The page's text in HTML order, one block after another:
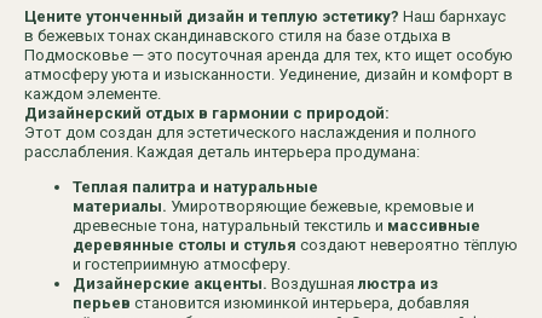
Цените утонченный дизайн и теплую эстетику? Наш барнхаус
в бежевых тонах скандинавского стиля на базе отдыха в
Подмосковье — это посуточная аренда для тех, кто ищет особую
атмосферу уюта и изысканности. Уединение, дизайн и комфорт в
каждом элементе.
Дизайнерский отдых в гармонии с природой:
Этот дом создан для эстетического наслаждения и полного
расслабления. Каждая деталь интерьера продумана:
Теплая палитра и натуральные
материалы. Умиротворяющие бежевые, кремовые и
древесные тона, натуральный текстиль и массивные
деревянные столы и стулья создают невероятно тёплую
и гостеприимную атмосферу.
Дизайнерские акценты. Воздушнаялюстра из
перьев становится изюминкой интерьера, добавляя